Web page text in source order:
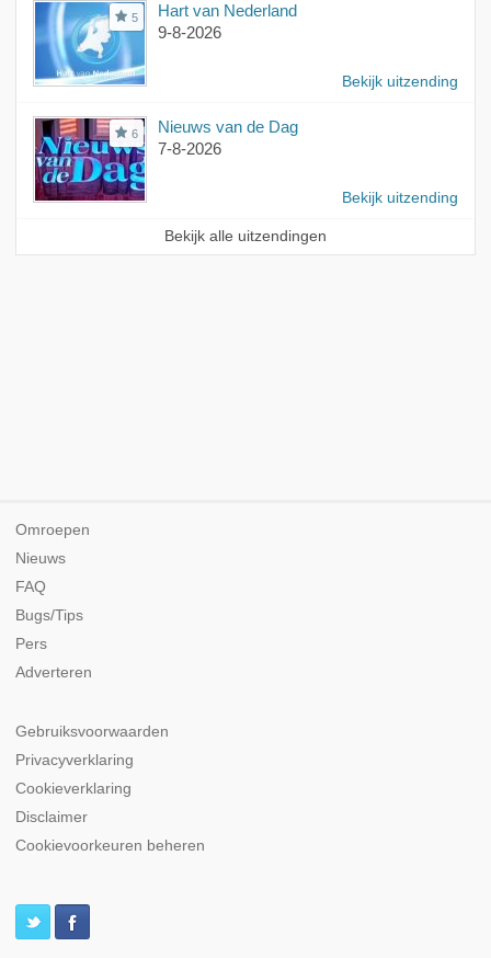
5
Hart van Nederland
9-8-2026
Bekijk uitzending
6
Nieuws van de Dag
7-8-2026
Bekijk uitzending
Bekijk alle uitzendingen
Omroepen
Nieuws
FAQ
Bugs/Tips
Pers
Adverteren
Gebruiksvoorwaarden
Privacyverklaring
Cookieverklaring
Disclaimer
Cookievoorkeuren beheren